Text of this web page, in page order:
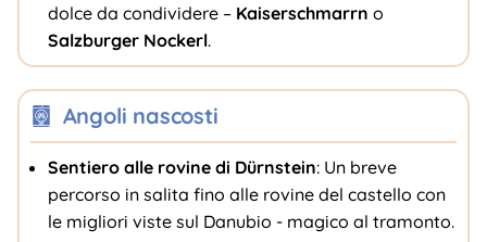
dolce da condividere – Kaiserschmarrn o
Salzburger Nockerl.
Angoli nascosti
Sentiero alle rovine di Dürnstein: Un breve
percorso in salita fino alle rovine del castello con
le migliori viste sul Danubio - magico al tramonto.